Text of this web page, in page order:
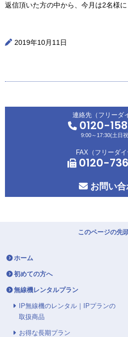
返信頂いた方の中から、今月は2名様に
2019年10月11日
連絡先（フリーダ
0120-
9:00～17:30(土日
FAX（フリーダイ
0120-
お問い合
このページの先
ホーム
初めての方へ
無線機レンタルプラン
IP無線機のレンタル｜IPプランの
取扱商品
お得な長期プラン